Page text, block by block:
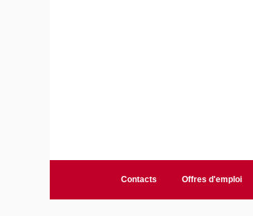
Contacts Offres d'emploi